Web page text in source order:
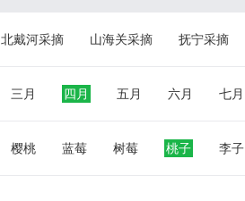
北戴河采摘 山海关采摘 抚宁采摘
三月 四月 五月 六月 七月
樱桃 蓝莓 树莓 桃子 李子